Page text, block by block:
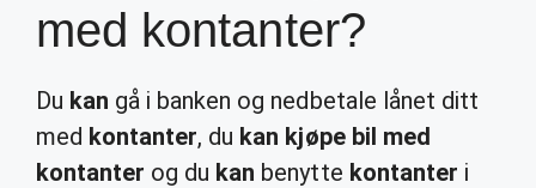
med kontanter?
Du kan gå i banken og nedbetale lånet ditt
med kontanter, du kan kjøpe bil med
kontanter og du kan benytte kontanter i